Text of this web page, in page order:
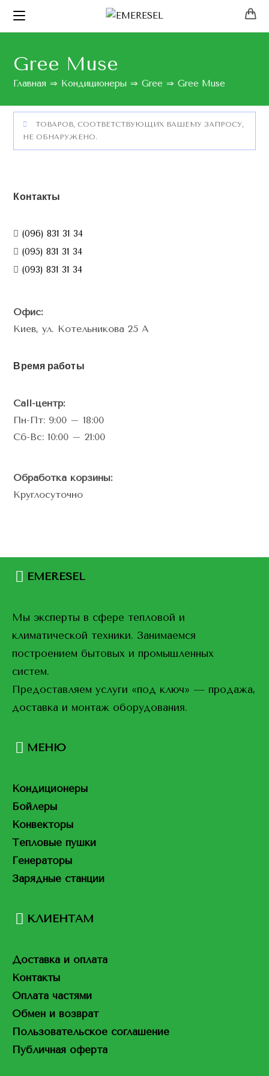
Gree Muse
Главная ⇒ Кондиционеры ⇒ Gree ⇒ Gree Muse
ТОВАРОВ, СООТВЕТСТВУЮЩИХ ВАШЕМУ ЗАПРОСУ,
НЕ ОБНАРУЖЕНО.
Контакты
(096) 831 31 34
(095) 831 31 34
(093) 831 31 34
Офис:
Киев, ул. Котельникова 25 А
Время работы
Call-центр:
Пн-Пт: 9:00 – 18:00
Сб-Вс: 10:00 – 21:00
Обработка корзины:
Круглосуточно
EMERESEL
Мы эксперты в сфере тепловой и
климатической техники. Занимаемся
построением бытовых и промышленных
систем.
Предоставляем услуги «под ключ» — продажа,
доставка и монтаж оборудования.
МЕНЮ
Кондиционеры
Бойлеры
Конвекторы
Тепловые пушки
Генераторы
Зарядные станции
КЛИЕНТАМ
Доставка и оплата
Контакты
Оплата частями
Обмен и возврат
Пользовательское соглашение
Публичная оферта